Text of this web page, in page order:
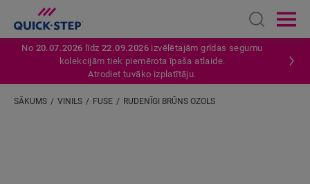
Open
No 20.07.2026 līdz22.09.2026 izvēlētajām grīdas segumu
kolekcijām tiek piemērota īpaša atlaide.
Atrodiet tuvāko izplatītāju.
SĀKUMS VINILS FUSE RUDENĪGI BRŪNS OZOLS